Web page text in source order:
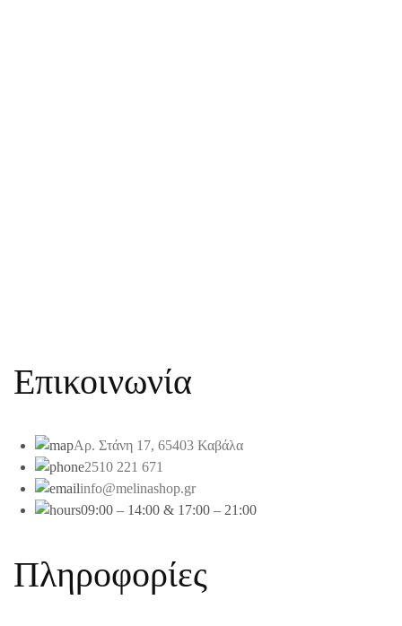
Επικοινωνία
Αρ. Στάνη 17, 65403 Καβάλα
2510 221 671
info@melinashop.gr
09:00 – 14:00 & 17:00 – 21:00
Πληροφορίες